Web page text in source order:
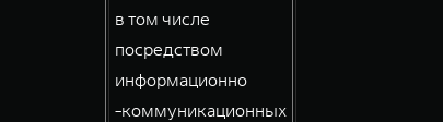
в том числе
посредством
информационно
-коммуникационных